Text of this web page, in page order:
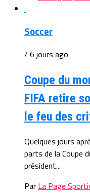
Soccer
/ 6 jours ago
Coupe du
FIFA retire
le feu des
Quelques jours
parts de la Coupe
président...
Par La Page